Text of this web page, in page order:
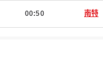
00:50 南特